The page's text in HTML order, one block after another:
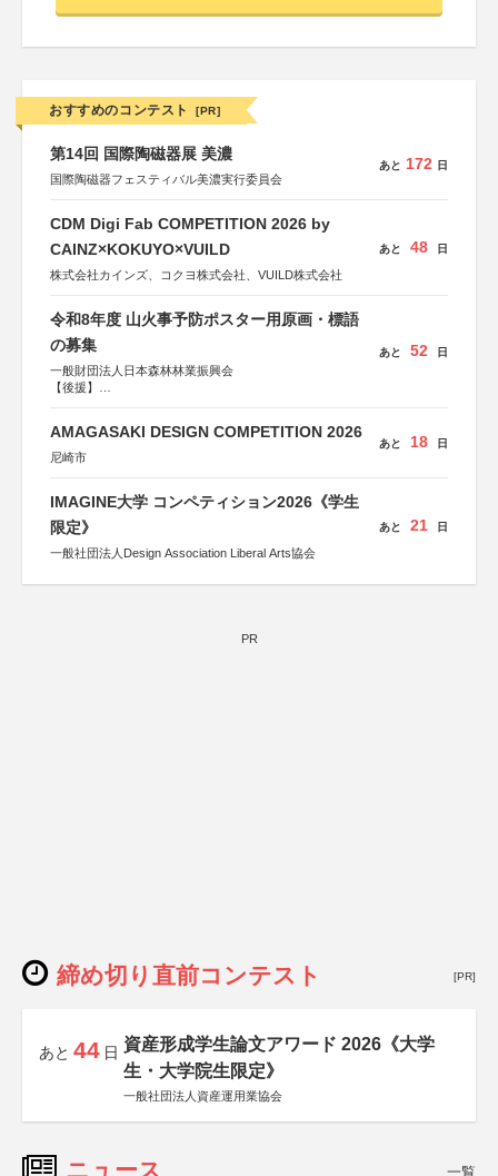
おすすめのコンテスト [PR]
第14回 国際陶磁器展 美濃
国際陶磁器フェスティバル美濃実行委員会
あと 172 日
CDM Digi Fab COMPETITION 2026 by
CAINZ×KOKUYO×VUILD
株式会社カインズ、コクヨ株式会社、VUILD株式会社
あと 48 日
令和8年度 山火事予防ポスター用原画・標語
の募集
一般財団法人日本森林林業振興会
【後援】
あと 52 日
AMAGASAKI DESIGN COMPETITION 2026
尼崎市
あと 18 日
IMAGINE大学 コンペティション2026《学生
限定》
一般社団法人Design Association Liberal Arts協会
あと 21 日
PR
締め切り直前コンテスト [PR]
あと 44 日 資産形成学生論文アワード 2026《大学
生・大学院生限定》
一般社団法人資産運用業協会
ニュース 一覧